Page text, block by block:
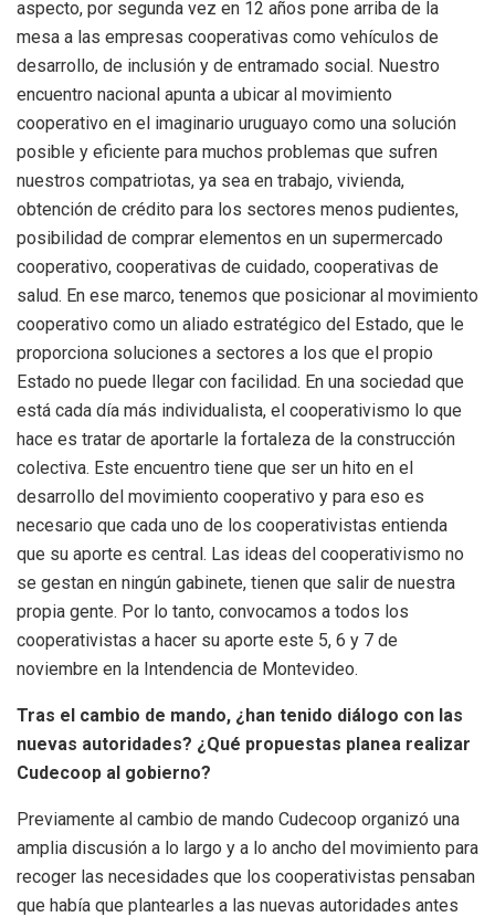
aspecto, por segunda vez en 12 años pone arriba de la
mesa a las empresas cooperativas como vehículos de
desarrollo, de inclusión y de entramado social. Nuestro
encuentro nacional apunta a ubicar al movimiento
cooperativo en el imaginario uruguayo como una solución
posible y eficiente para muchos problemas que sufren
nuestros compatriotas, ya sea en trabajo, vivienda,
obtención de crédito para los sectores menos pudientes,
posibilidad de comprar elementos en un supermercado
cooperativo, cooperativas de cuidado, cooperativas de
salud. En ese marco, tenemos que posicionar al movimiento
cooperativo como un aliado estratégico del Estado, que le
proporciona soluciones a sectores a los que el propio
Estado no puede llegar con facilidad. En una sociedad que
está cada día más individualista, el cooperativismo lo que
hace es tratar de aportarle la fortaleza de la construcción
colectiva. Este encuentro tiene que ser un hito en el
desarrollo del movimiento cooperativo y para eso es
necesario que cada uno de los cooperativistas entienda
que su aporte es central. Las ideas del cooperativismo no
se gestan en ningún gabinete, tienen que salir de nuestra
propia gente. Por lo tanto, convocamos a todos los
cooperativistas a hacer su aporte este 5, 6 y 7 de
noviembre en la Intendencia de Montevideo.
Tras el cambio de mando, ¿han tenido diálogo con las
nuevas autoridades? ¿Qué propuestas planea realizar
Cudecoop al gobierno?
Previamente al cambio de mando Cudecoop organizó una
amplia discusión a lo largo y a lo ancho del movimiento para
recoger las necesidades que los cooperativistas pensaban
que había que plantearles a las nuevas autoridades antes